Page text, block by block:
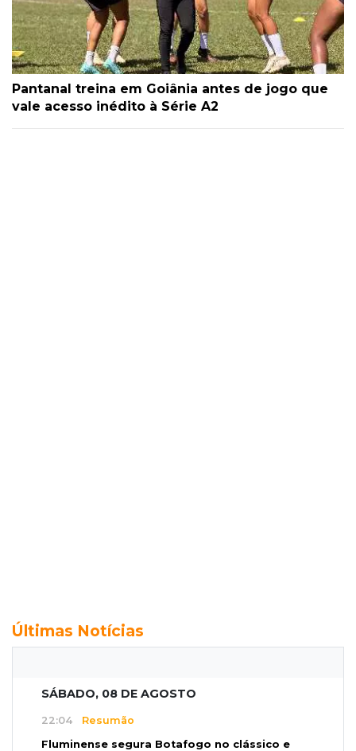
Pantanal treina em Goiânia antes de jogo que
vale acesso inédito à Série A2
Últimas Notícias
SÁBADO, 08 DE AGOSTO
22:04 Resumão
Fluminense segura Botafogo no clássico e